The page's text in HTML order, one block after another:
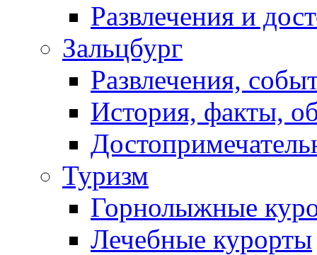
Развлечения и
Зальцбург
Развлечения,
История, факты,
Туризм
Горнолыжные
Лечебные курорты